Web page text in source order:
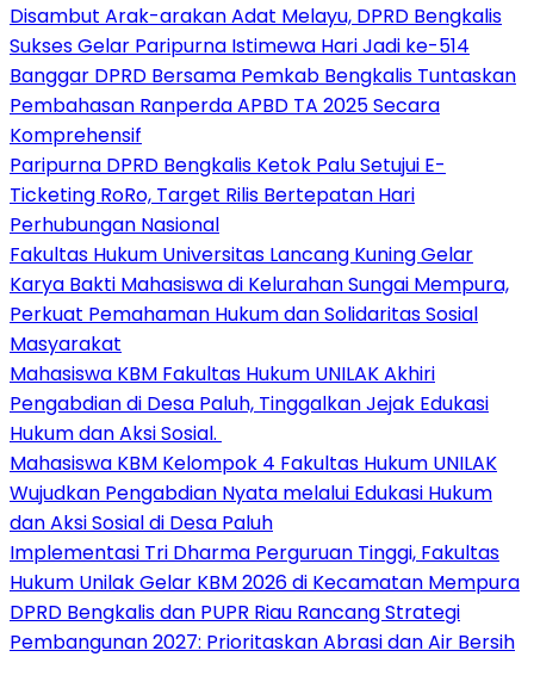
Disambut Arak-arakan Adat Melayu, DPRD Bengkalis
Sukses Gelar Paripurna Istimewa Hari Jadi ke-514
Banggar DPRD Bersama Pemkab Bengkalis Tuntaskan
Pembahasan Ranperda APBD TA 2025 Secara
Komprehensif
Paripurna DPRD Bengkalis Ketok Palu Setujui E-
Ticketing RoRo, Target Rilis Bertepatan Hari
Perhubungan Nasional
Fakultas Hukum Universitas Lancang Kuning Gelar
Karya Bakti Mahasiswa di Kelurahan Sungai Mempura,
Perkuat Pemahaman Hukum dan Solidaritas Sosial
Masyarakat
Mahasiswa KBM Fakultas Hukum UNILAK Akhiri
Pengabdian di Desa Paluh, Tinggalkan Jejak Edukasi
Hukum dan Aksi Sosial.
Mahasiswa KBM Kelompok 4 Fakultas Hukum UNILAK
Wujudkan Pengabdian Nyata melalui Edukasi Hukum
dan Aksi Sosial di Desa Paluh
Implementasi Tri Dharma Perguruan Tinggi, Fakultas
Hukum Unilak Gelar KBM 2026 di Kecamatan Mempura
DPRD Bengkalis dan PUPR Riau Rancang Strategi
Pembangunan 2027: Prioritaskan Abrasi dan Air Bersih